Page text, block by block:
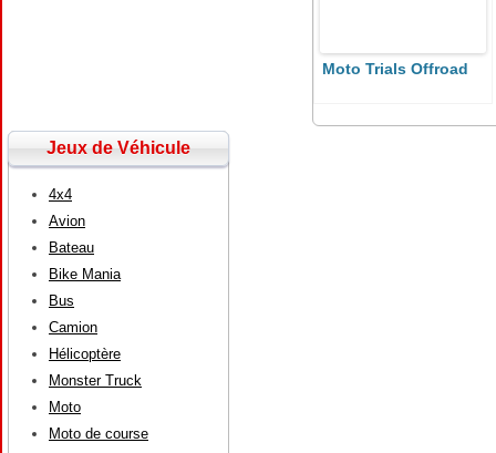
Moto Trials Offroad
Jeux de Véhicule
4x4
Avion
Bateau
Bike Mania
Bus
Camion
Hélicoptère
Monster Truck
Moto
Moto de course